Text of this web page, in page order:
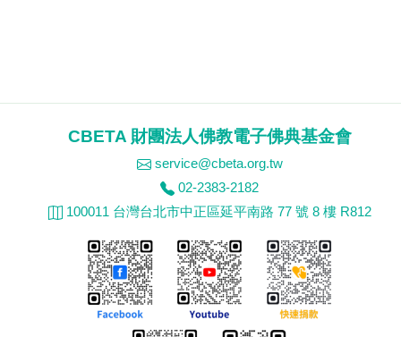
CBETA 財團法人佛教電子佛典基金會
service@cbeta.org.tw
02-2383-2182
100011 台灣台北市中正區延平南路 77 號 8 樓 R812